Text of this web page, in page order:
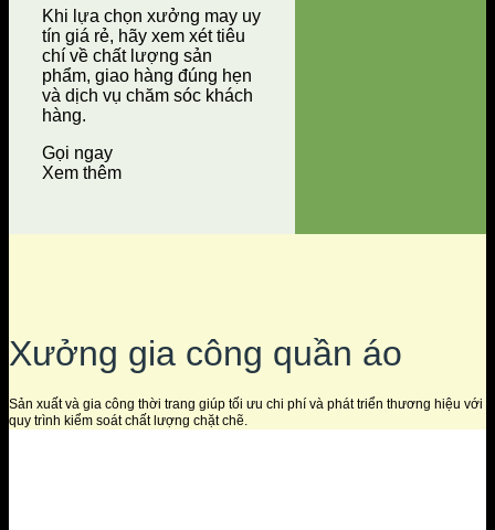
Khi lựa chọn xưởng may uy
tín giá rẻ, hãy xem xét tiêu
chí về chất lượng sản
phẩm, giao hàng đúng hẹn
và dịch vụ chăm sóc khách
hàng.
Gọi ngay
Xem thêm
Xưởng gia công quần áo
Sản xuất và gia công thời trang giúp tối ưu chi phí và phát triển thương hiệu với
quy trình kiểm soát chất lượng chặt chẽ.